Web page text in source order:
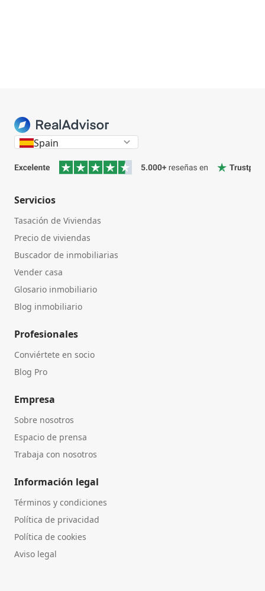
Spain
Servicios
Tasación de Viviendas
Precio de viviendas
Buscador de inmobiliarias
Vender casa
Glosario inmobiliario
Blog inmobiliario
Profesionales
Conviértete en socio
Blog Pro
Empresa
Sobre nosotros
Espacio de prensa
Trabaja con nosotros
Información legal
Términos y condiciones
Política de privacidad
Política de cookies
Aviso legal